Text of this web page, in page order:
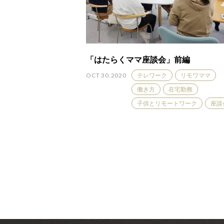
「はたらくママ座談会」前編
OCT 30.2020 テレワーク
リモワママ
働き方
在宅勤務
子供とリモートワーク
座談